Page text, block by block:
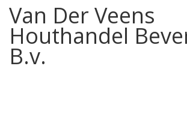
Van Der Veens
Houthandel
B.v.